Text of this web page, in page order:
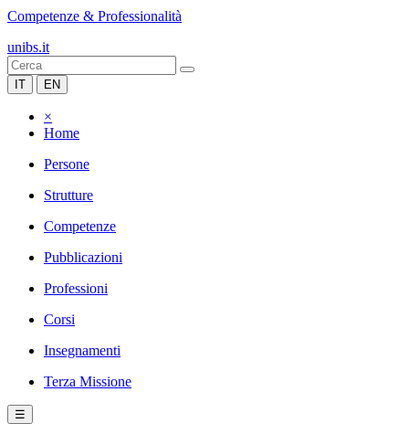
Competenze & Professionalità
unibs.it
IT EN
×
Home
Persone
Strutture
Competenze
Pubblicazioni
Professioni
Corsi
Insegnamenti
Terza Missione
☰